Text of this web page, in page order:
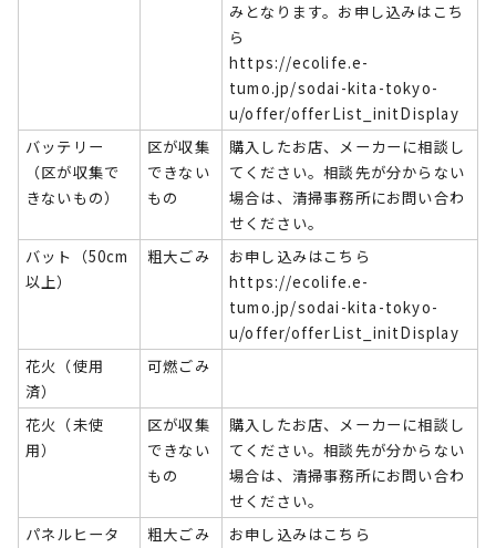
みとなります。お申し込みはこち
ら
https://ecolife.e-
tumo.jp/sodai-kita-tokyo-
u/offer/offerList_initDisplay
バッテリー
（区が収集で
きないもの）
区が収集
できない
もの
購入したお店、メーカーに相談し
てください。相談先が分からない
場合は、清掃事務所にお問い合わ
せください。
バット（50cm
以上）
粗大ごみ
お申し込みはこちら
https://ecolife.e-
tumo.jp/sodai-kita-tokyo-
u/offer/offerList_initDisplay
花火（使用
済）
可燃ごみ
花火（未使
用）
区が収集
できない
もの
購入したお店、メーカーに相談し
てください。相談先が分からない
場合は、清掃事務所にお問い合わ
せください。
パネルヒータ
粗大ごみ
お申し込みはこちら